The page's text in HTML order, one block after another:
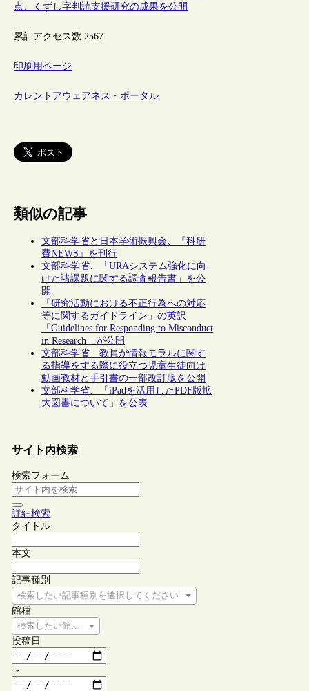
点、くずし字判読支援研究の成果を公開
累計アクセス数:2567
印刷用ページ
カレントアウェアネス・ポータル
類似の記事
文部科学省と日本学術振興会、『科研
費NEWS』を刊行
文部科学省、「URAシステム強化に向
けた諸課題に関する調査報告書」を公
開
「研究活動における不正行為への対応
等に関するガイドライン」の英訳
「Guidelines for Responding to Misconduct
in Research」が公開
文部科学省、教員が情報モラルに関す
る指導をする際に役立つ児童生徒向け
動画教材と手引書の一部改訂版を公開
文部科学省、「iPadを活用したPDF版拡
大図書について」を公表
サイト内検索
検索フォーム
詳細検索
タイトル
本文
記事種別
検索したい記事種別を選択してください
館種
検索したい館種を選択してください
投稿日
～